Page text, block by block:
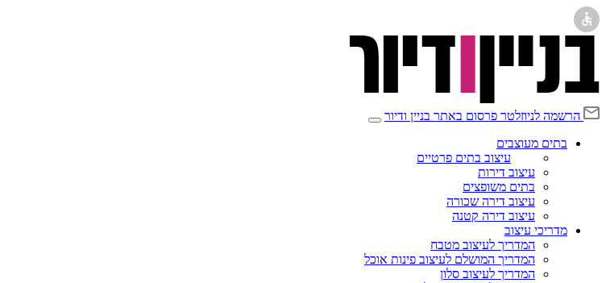
הרשמה לניוזלטר פרסום באתר בניין ודיור
בתים מעוצבים
עיצוב בתים פרטיים
עיצוב דירות
בתים משופצים
עיצוב דירה שכורה
עיצוב דירה קטנה
מדריכי עיצוב
המדריך לעיצוב מטבח
המדריך המושלם לעיצוב פינות אוכל
המדריך לעיצוב סלון